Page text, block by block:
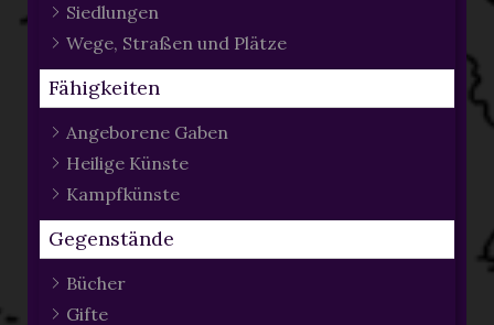
Siedlungen
Wege, Straßen und Plätze
Fähigkeiten
Angeborene Gaben
Heilige Künste
Kampfkünste
Gegenstände
Bücher
Gifte